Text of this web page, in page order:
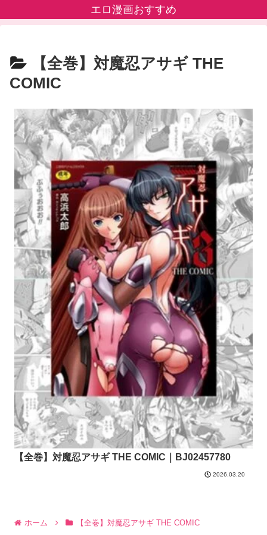
エロ漫画おすすめ
【全巻】対魔忍アサギ THE
COMIC
【全巻】対魔忍アサギ THE COMIC｜BJ02457780
2026.03.20
ホーム 【全巻】対魔忍アサギ THE COMIC